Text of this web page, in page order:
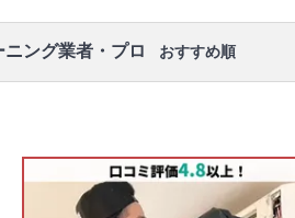
洗浄してくれ
中から、あ
さい。口コ
たプロがき
ング業者・プロ おすすめ順